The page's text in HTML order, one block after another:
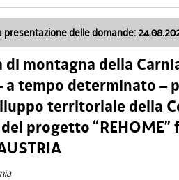
presentazione delle domande:
montagna della
a tempo determinato –
territoriale della
progetto